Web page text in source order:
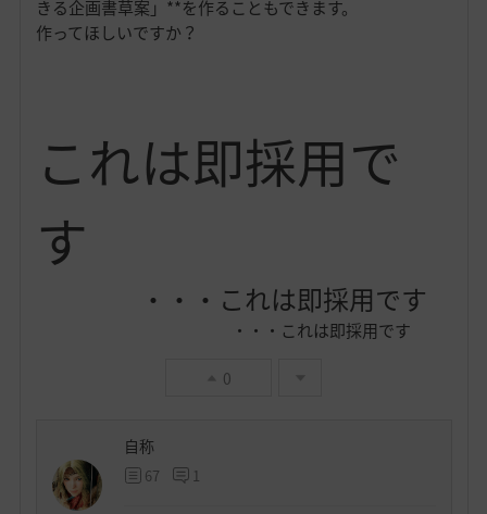
きる企画書草案」**を作ることもできます。
作ってほしいですか？
これは即採用で
す
・・・これは即採用です
・・・これは即採用です
0
自称
67 1